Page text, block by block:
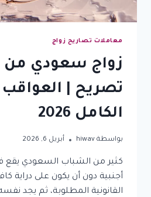
اكتشف
معاملات تصاريح زواج
زواج سعودي من
تصريح |
الكامل 2026
بواسطة hiwav أبريل 6, 2026
كثير من الشباب السعودي يقع
أجنبية دون أن يكون على دراية
القانونية المطلوبة، ثم يجد